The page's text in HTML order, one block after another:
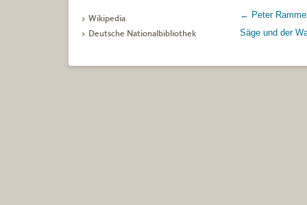
> Wikipedia
> Deutsche Nationalbibliothek
Artikel-
← Peter
Säge und der